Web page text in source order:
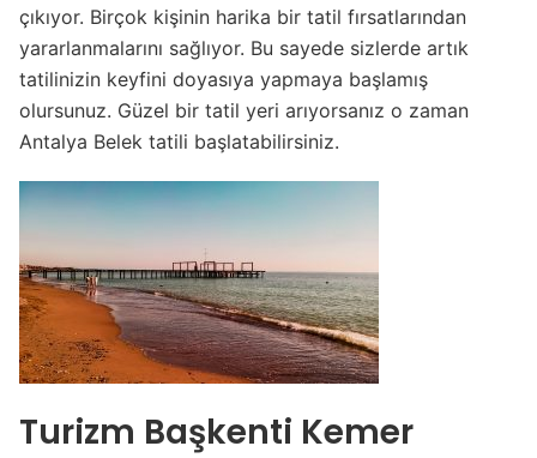
çıkıyor. Birçok kişinin harika bir tatil fırsatlarından
yararlanmalarını sağlıyor. Bu sayede sizlerde artık
tatilinizin keyfini doyasıya yapmaya başlamış
olursunuz. Güzel bir tatil yeri arıyorsanız o zaman
Antalya Belek tatili başlatabilirsiniz.
Turizm Başkenti Kemer